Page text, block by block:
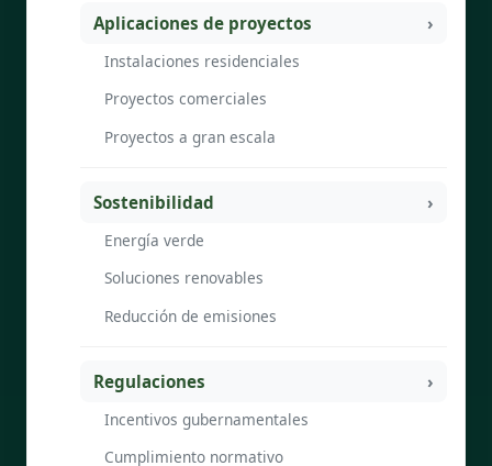
Aplicaciones de proyectos
Instalaciones residenciales
Proyectos comerciales
Proyectos a gran escala
Sostenibilidad
Energía verde
Soluciones renovables
Reducción de emisiones
Regulaciones
Incentivos gubernamentales
Cumplimiento normativo